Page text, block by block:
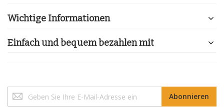
Wichtige Informationen
Einfach und bequem bezahlen mit
Sie
Abonnieren